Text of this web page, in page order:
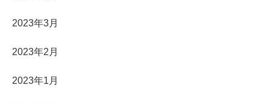
2023年3月
2023年2月
2023年1月